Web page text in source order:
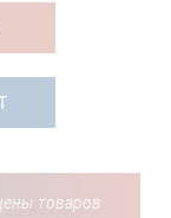
товаров